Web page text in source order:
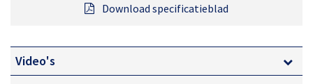
spinhoogwerker zijn:
Download specificatieblad
Video's